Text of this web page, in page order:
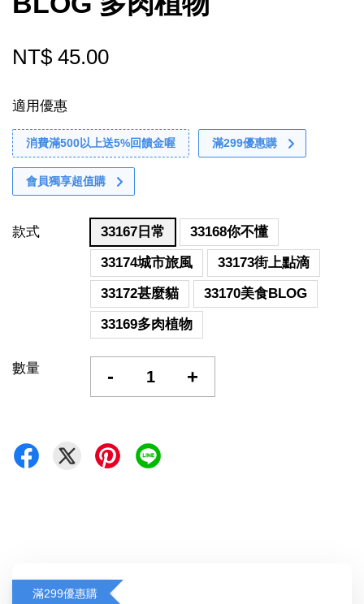
NT$ 45.00
適用優惠
消費滿500以上送5%回饋金喔 滿299優惠購
會員獨享超值購
款式 33167日常
33168你不懂
33174城市旅風
33173街上點滴
33172甚麼貓
33170美食BLOG
33169多肉植物
數量 - +
滿299優惠購